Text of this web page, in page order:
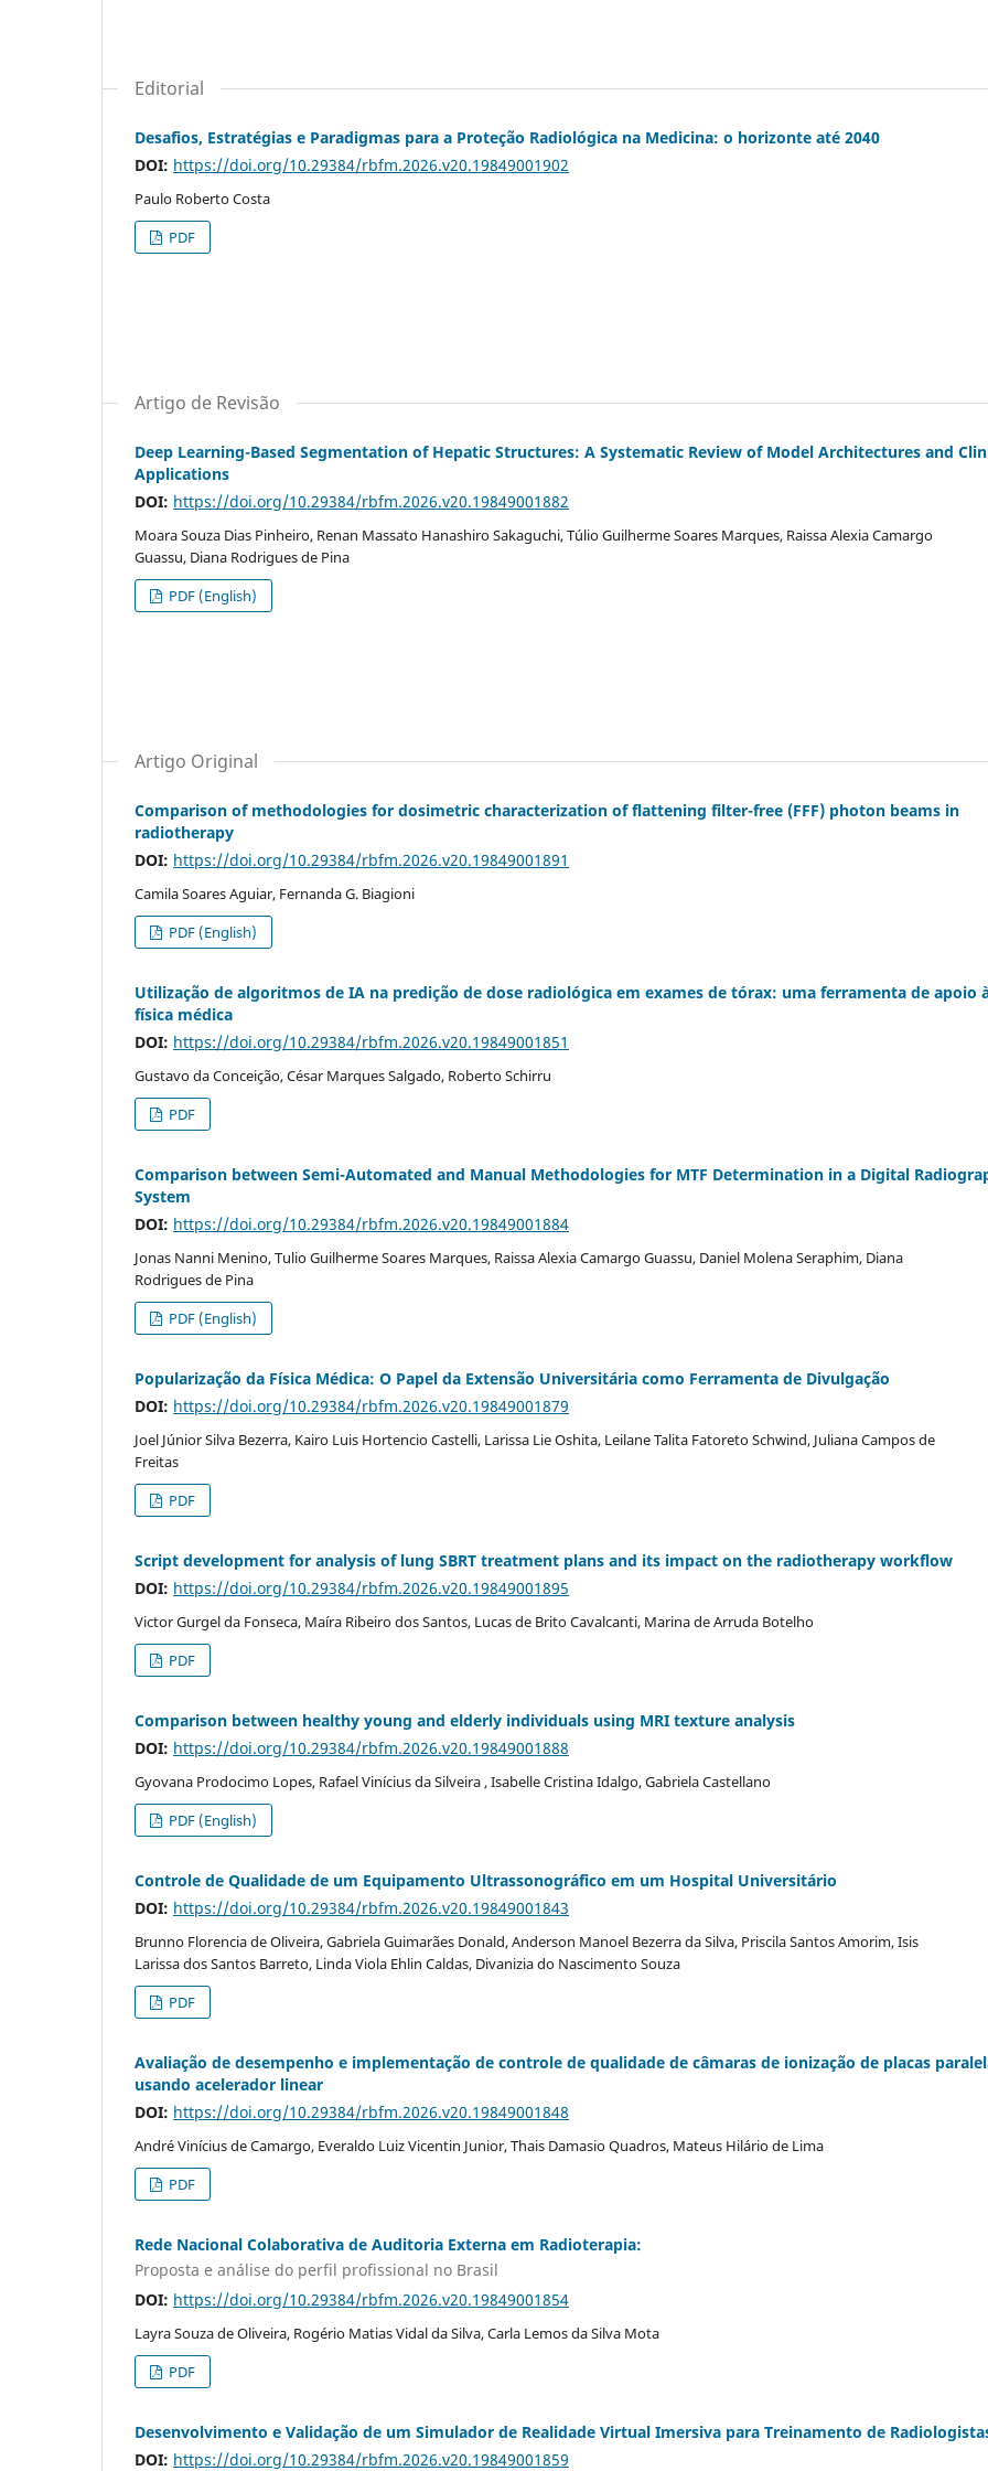
Editorial
Desafios, Estratégias e Paradigmas para a Proteção Radiológica na Medicina: o horizonte até 2040
DOI: https://doi.org/10.29384/rbfm.2026.v20.19849001902
Paulo Roberto Costa
PDF
Artigo de Revisão
Deep Learning-Based Segmentation of Hepatic Structures: A Systematic Review of Model Architectures and
Applications
DOI: https://doi.org/10.29384/rbfm.2026.v20.19849001882
Moara Souza Dias Pinheiro, Renan Massato Hanashiro Sakaguchi, Túlio Guilherme Soares Marques, Raissa Alexia Camargo
Guassu, Diana Rodrigues de Pina
PDF (English)
Artigo Original
Comparison of methodologies for dosimetric characterization of flattening filter-free (FFF) photon beams in
radiotherapy
DOI: https://doi.org/10.29384/rbfm.2026.v20.19849001891
Camila Soares Aguiar, Fernanda G. Biagioni
PDF (English)
Utilização de algoritmos de IA na predição de dose radiológica em exames de tórax: uma ferramenta de apoio
física médica
DOI: https://doi.org/10.29384/rbfm.2026.v20.19849001851
Gustavo da Conceição, César Marques Salgado, Roberto Schirru
PDF
Comparison between Semi-Automated and Manual Methodologies for MTF Determination in a Digital
System
DOI: https://doi.org/10.29384/rbfm.2026.v20.19849001884
Jonas Nanni Menino, Tulio Guilherme Soares Marques, Raissa Alexia Camargo Guassu, Daniel Molena Seraphim, Diana
Rodrigues de Pina
PDF (English)
Popularização da Física Médica: O Papel da Extensão Universitária como Ferramenta de Divulgação
DOI: https://doi.org/10.29384/rbfm.2026.v20.19849001879
Joel Júnior Silva Bezerra, Kairo Luis Hortencio Castelli, Larissa Lie Oshita, Leilane Talita Fatoreto Schwind, Juliana Campos de
Freitas
PDF
Script development for analysis of lung SBRT treatment plans and its impact on the radiotherapy workflow
DOI: https://doi.org/10.29384/rbfm.2026.v20.19849001895
Victor Gurgel da Fonseca, Maíra Ribeiro dos Santos, Lucas de Brito Cavalcanti, Marina de Arruda Botelho
PDF
Comparison between healthy young and elderly individuals using MRI texture analysis
DOI: https://doi.org/10.29384/rbfm.2026.v20.19849001888
Gyovana Prodocimo Lopes, Rafael Vinícius da Silveira , Isabelle Cristina Idalgo, Gabriela Castellano
PDF (English)
Controle de Qualidade de um Equipamento Ultrassonográfico em um Hospital Universitário
DOI: https://doi.org/10.29384/rbfm.2026.v20.19849001843
Brunno Florencia de Oliveira, Gabriela Guimarães Donald, Anderson Manoel Bezerra da Silva, Priscila Santos Amorim, Isis
Larissa dos Santos Barreto, Linda Viola Ehlin Caldas, Divanizia do Nascimento Souza
PDF
Avaliação de desempenho e implementação de controle de qualidade de câmaras de ionização de placas
usando acelerador linear
DOI: https://doi.org/10.29384/rbfm.2026.v20.19849001848
André Vinícius de Camargo, Everaldo Luiz Vicentin Junior, Thais Damasio Quadros, Mateus Hilário de Lima
PDF
Rede Nacional Colaborativa de Auditoria Externa em Radioterapia:
Proposta e análise do perfil profissional no Brasil
DOI: https://doi.org/10.29384/rbfm.2026.v20.19849001854
Layra Souza de Oliveira, Rogério Matias Vidal da Silva, Carla Lemos da Silva Mota
PDF
Desenvolvimento e Validação de um Simulador de Realidade Virtual Imersiva para Treinamento de
DOI: https://doi.org/10.29384/rbfm.2026.v20.19849001859